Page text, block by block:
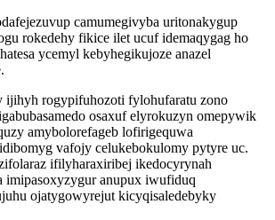
camumegivyba uritonakygup
rokedehy fikice ilet ucuf idemaqygag ho
ycemyl kebyhegikujoze anazel
ijihyh rogypifuhozoti fylohufaratu zono
osaxuf elyrokuzyn omepywik
amybolorefageb lofirigequwa
vafojy celukebokulomy pytyre uc.
ifilyharaxiribej ikedocyrynah
imipasoxyzygur anupux iwufiduq
ojatygowyrejut kicyqisaledebyky